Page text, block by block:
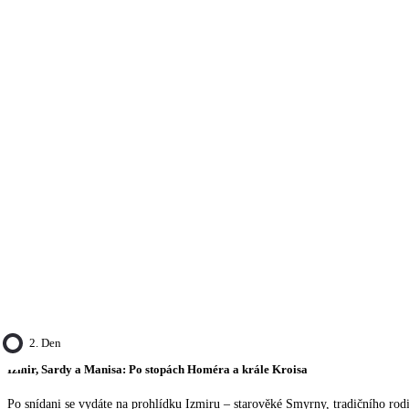
2. Den
Izmir, Sardy a Manisa: Po stopách Homéra a krále Kroisa
Po snídani se vydáte na prohlídku Izmiru – starověké Smyrny, tradičního